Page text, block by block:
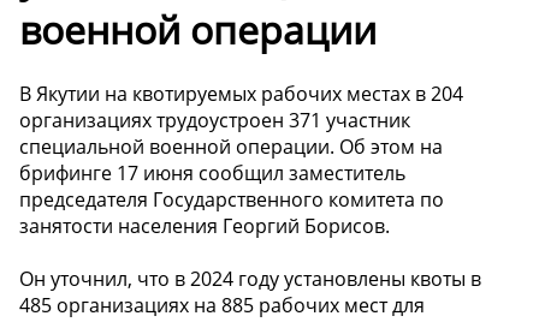
военной операции
В Якутии на квотируемых рабочих местах в 204
организациях трудоустроен 371 участник
специальной военной операции. Об этом на
брифинге 17 июня сообщил заместитель
председателя Государственного комитета по
занятости населения Георгий Борисов.
Он уточнил, что в 2024 году установлены квоты в
485 организациях на 885 рабочих мест для